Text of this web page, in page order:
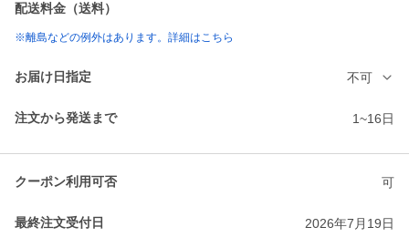
配送料金（送料）
※離島などの例外はあります。詳細はこちら
お届け日指定 不可
注文から発送まで 1~16日
クーポン利用可否 可
最終注文受付日 2026年7月19日